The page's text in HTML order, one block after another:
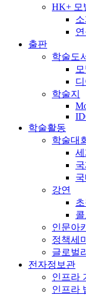
HK+ 모
소
출판
학술도
학술지
학술활동
학술대
강연
인문아
정책세
글로벌
전자정보관
인프라
인프라